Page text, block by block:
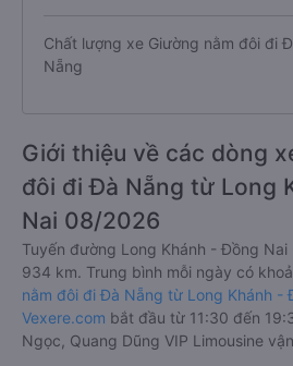
Chất lượng xe Giường nằm đôi đi
Nẵng
Giới thiệu về các dòng
đôi đi Đà Nẵng từ Long
Nai 08/2026
Tuyến đường Long Khánh - Đồng
934 km. Trung bình mỗi ngày có
nằm đôi đi Đà Nẵng từ Long Khánh -
Vexere.com bắt đầu từ 11:30 đến
Ngọc, Quang Dũng VIP Limousine